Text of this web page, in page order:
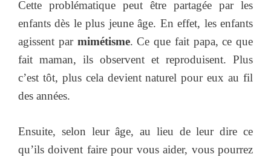
Cette problématique peut être partagée par les
enfants dès le plus jeune âge. En effet, les enfants
agissent par mimétisme. Ce que fait papa, ce que
fait maman, ils observent et reproduisent. Plus
c’est tôt, plus cela devient naturel pour eux au fil
des années.
Ensuite, selon leur âge, au lieu de leur dire ce
qu’ils doivent faire pour vous aider, vous pourrez